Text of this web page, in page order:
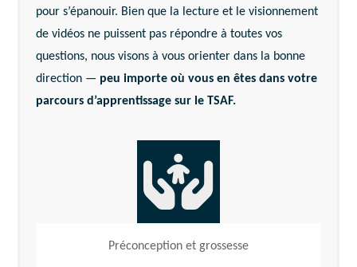
pour s’épanouir. Bien que la lecture et le visionnement
de vidéos ne puissent pas répondre à toutes vos
questions, nous visons à vous orienter dans la bonne
direction — peu importe où vous en êtes dans votre
parcours d’apprentissage sur le TSAF.
Préconception et grossesse